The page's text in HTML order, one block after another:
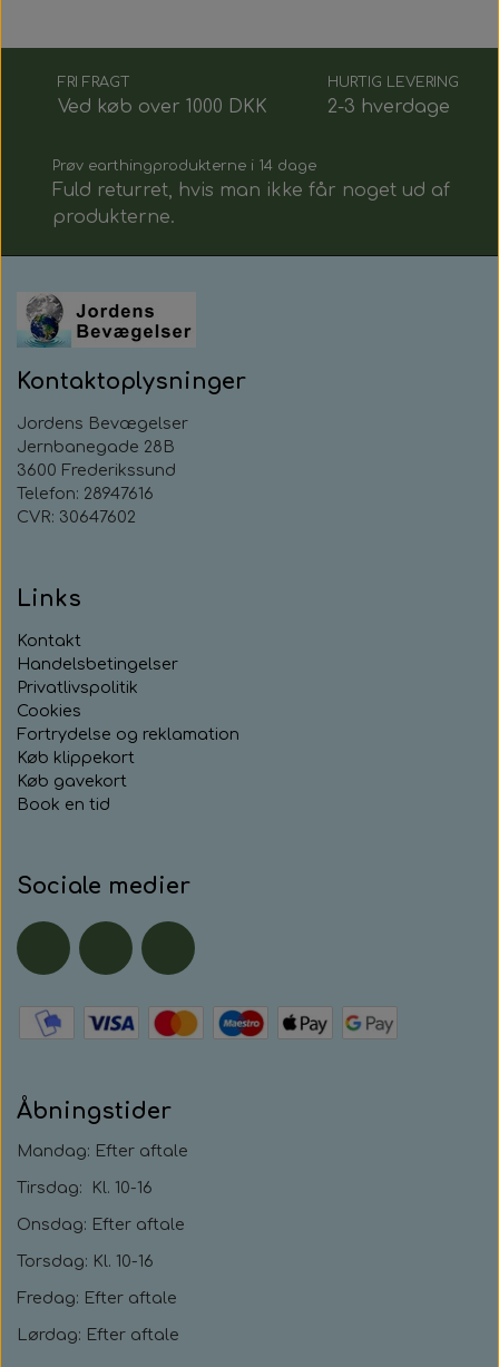
FRI FRAGT
Ved køb over 1000 DKK
HURTIG LEVERING
2-3 hverdage
Prøv earthingprodukterne i 14 dage
Fuld returret, hvis man ikke får noget ud af
produkterne.
Kontaktoplysninger
Jordens Bevægelser
Jernbanegade 28B
3600 Frederikssund
Telefon: 28947616
CVR: 30647602
Links
Kontakt
Handelsbetingelser
Privatlivspolitik
Cookies
Fortrydelse og reklamation
Køb klippekort
Køb gavekort
Book en tid
Sociale medier
Åbningstider
Mandag: Efter aftale
Tirsdag: Kl. 10-16
Onsdag: Efter aftale
Torsdag: Kl. 10-16
Fredag: Efter aftale
Lørdag: Efter aftale